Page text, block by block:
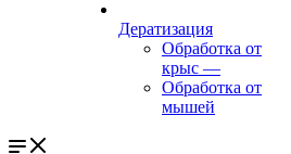
Дератизация
Обработка от
крыс —
Обработка от
мышей